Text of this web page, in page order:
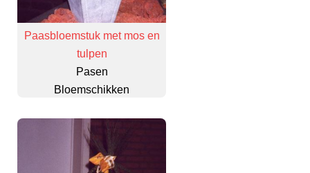
Paasbloemstuk met mos en
tulpen
Pasen
Bloemschikken